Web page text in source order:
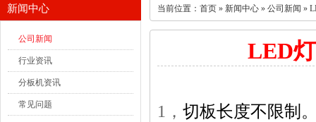
新闻中心
公司新闻
行业资讯
分板机资讯
常见问题
当前位置： 首页 » 新闻中心 » 公司新闻 »
LED
1， 切板长度不限制